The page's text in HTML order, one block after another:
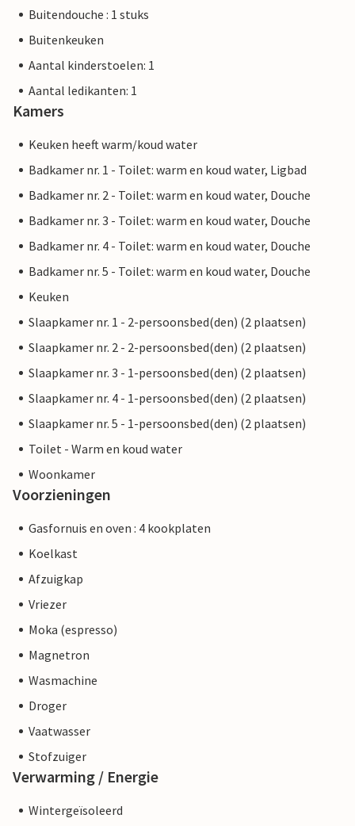
Buitendouche : 1 stuks
Buitenkeuken
Aantal kinderstoelen: 1
Aantal ledikanten: 1
Kamers
Keuken heeft warm/koud water
Badkamer nr. 1 - Toilet: warm en koud water, Ligbad
Badkamer nr. 2 - Toilet: warm en koud water, Douche
Badkamer nr. 3 - Toilet: warm en koud water, Douche
Badkamer nr. 4 - Toilet: warm en koud water, Douche
Badkamer nr. 5 - Toilet: warm en koud water, Douche
Keuken
Slaapkamer nr. 1 - 2-persoonsbed(den) (2 plaatsen)
Slaapkamer nr. 2 - 2-persoonsbed(den) (2 plaatsen)
Slaapkamer nr. 3 - 1-persoonsbed(den) (2 plaatsen)
Slaapkamer nr. 4 - 1-persoonsbed(den) (2 plaatsen)
Slaapkamer nr. 5 - 1-persoonsbed(den) (2 plaatsen)
Toilet - Warm en koud water
Woonkamer
Voorzieningen
Gasfornuis en oven : 4 kookplaten
Koelkast
Afzuigkap
Vriezer
Moka (espresso)
Magnetron
Wasmachine
Droger
Vaatwasser
Stofzuiger
Verwarming / Energie
Wintergeïsoleerd